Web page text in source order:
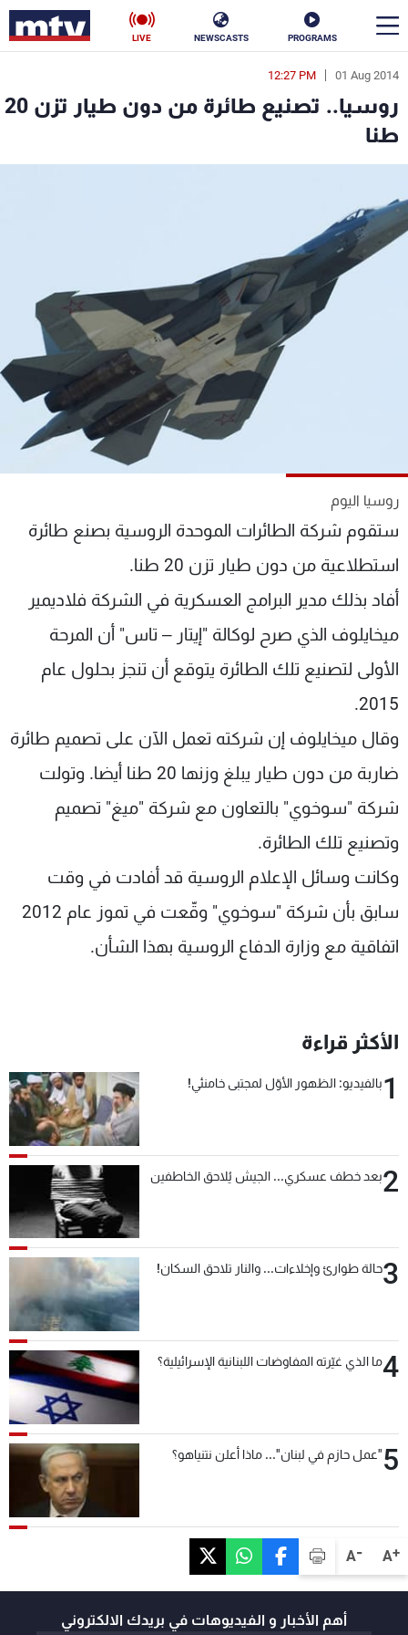
PROGRAMS
NEWSCASTS
LIVE
A+
A-
01 Aug 2014
12:27 PM
روسيا.. تصنيع طائرة من دون طيار تزن 20
طنا
روسيا اليوم
ستقوم شركة الطائرات الموحدة الروسية بصنع طائرة
استطلاعية من دون طيار تزن 20 طنا.
أفاد بذلك مدير البرامج العسكرية في الشركة فلاديمير
ميخايلوف الذي صرح لوكالة "إيتار – تاس" أن المرحة
الأولى لتصنيع تلك الطائرة يتوقع أن تنجز بحلول عام
2015.
وقال ميخايلوف إن شركته تعمل الآن على تصميم طائرة
ضاربة من دون طيار يبلغ وزنها 20 طنا أيضا. وتولت
شركة "سوخوي" بالتعاون مع شركة "ميغ" تصميم
وتصنيع تلك الطائرة.
وكانت وسائل الإعلام الروسية قد أفادت في وقت
سابق بأن شركة "سوخوي" وقّعت في تموز عام 2012
اتفاقية مع وزارة الدفاع الروسية بهذا الشأن.
الأكثر قراءة
1بالفيديو: الظهور الأوّل لمجتبى خامنئي!
2بعد خطف عسكري... الجيش يُلاحق الخاطفين
3حالة طوارئ وإخلاءات... والنار تلاحق السكان!
4ما الذي غيّرته المفاوضات اللبنانية الإسرائيلية؟
5"عمل حازم في لبنان"... ماذا أعلن نتنياهو؟
أهم الأخبار و الفيديوهات في بريدك الالكتروني
en
الأخبار
سياسة ناس
إقتصاد
منوعات
كأس العالم
عن MTV
الإنـتـاج
تواصل معنا
سياسة الخصوصية